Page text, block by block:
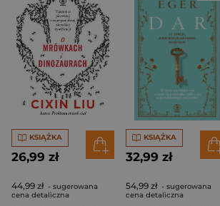
KSIĄŻKA
26,99 zł
44,99 zł - sugerowana
cena detaliczna
KSIĄŻKA
32,99 zł
54,99 zł - sugerowana
cena detaliczna